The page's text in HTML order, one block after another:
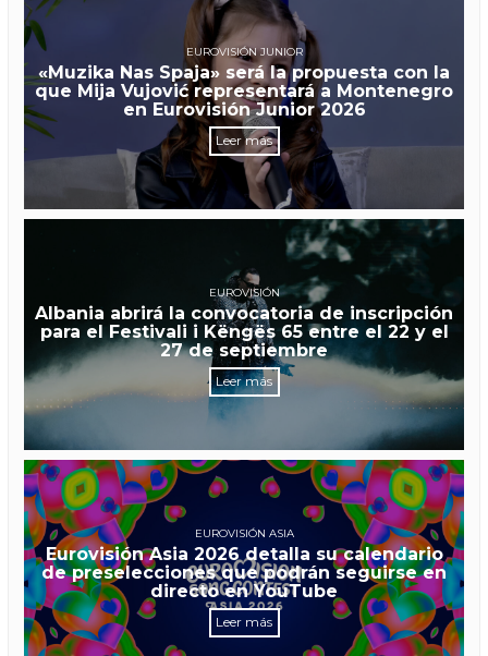
EUROVISIÓN JUNIOR
«Muzika Nas Spaja» será la propuesta con la
que Mija Vujović representará a Montenegro
en Eurovisión Junior 2026
Leer más
EUROVISIÓN
Albania abrirá la convocatoria de inscripción
para el Festivali i Këngës 65 entre el 22 y el
27 de septiembre
Leer más
EUROVISIÓN ASIA
Eurovisión Asia 2026 detalla su calendario
de preselecciones que podrán seguirse en
directo en YouTube
Leer más